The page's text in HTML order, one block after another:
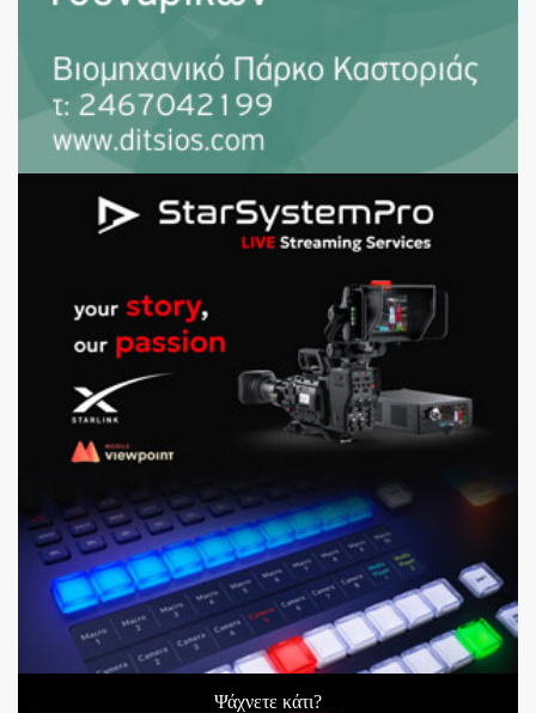
Ψάχνετε κάτι?